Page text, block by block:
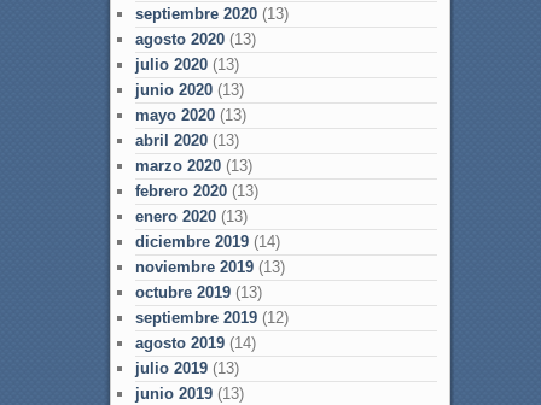
septiembre 2020(13)
agosto 2020(13)
julio 2020(13)
junio 2020(13)
mayo 2020(13)
abril 2020(13)
marzo 2020(13)
febrero 2020(13)
enero 2020(13)
diciembre 2019(14)
noviembre 2019(13)
octubre 2019(13)
septiembre 2019(12)
agosto 2019(14)
julio 2019(13)
junio 2019(13)